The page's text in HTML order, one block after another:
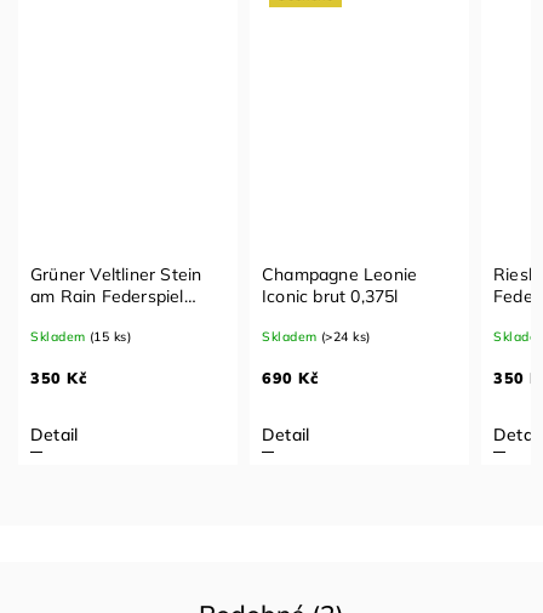
Grüner Veltliner Stein
am Rain Federspiel
Skladem (15 ks)
350 Kč
Detail
Champagne Leonie
Iconic brut 0,375l
Skladem (>24 ks)
690 Kč
Detail
350
Detail